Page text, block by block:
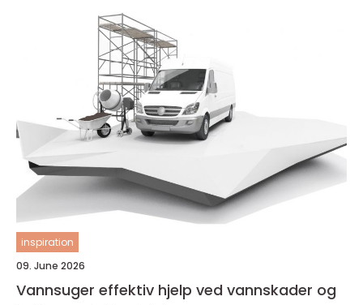
inspiration
09. June 2026
Vannsuger effektiv hjelp ved vannskader og